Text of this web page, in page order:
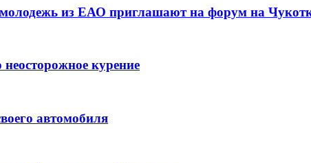
из ЕАО приглашают на форум на
курение
автомобиля